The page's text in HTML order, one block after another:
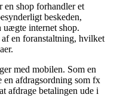
en shop forhandler et
beskeden,
internet shop.
en foranstaltning, hvilket
med mobilen. Som en
afdragsordning som fx
afdrage betalingen ude i